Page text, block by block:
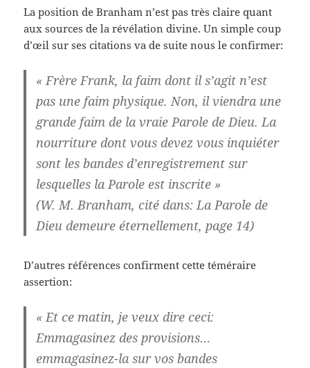
La position de Branham n’est pas très claire quant
aux sources de la révélation divine. Un simple coup
d’œil sur ses citations va de suite nous le confirmer:
« Frère Frank, la faim dont il s’agit n’est
pas une faim physique. Non, il viendra une
grande faim de la vraie Parole de Dieu. La
nourriture dont vous devez vous inquiéter
sont les bandes d’enregistrement sur
lesquelles la Parole est inscrite »
(W. M. Branham, cité dans: La Parole de
Dieu demeure éternellement, page 14)
D’autres références confirment cette téméraire
assertion:
« Et ce matin, je veux dire ceci:
Emmagasinez des provisions…
emmagasinez-la sur vos bandes